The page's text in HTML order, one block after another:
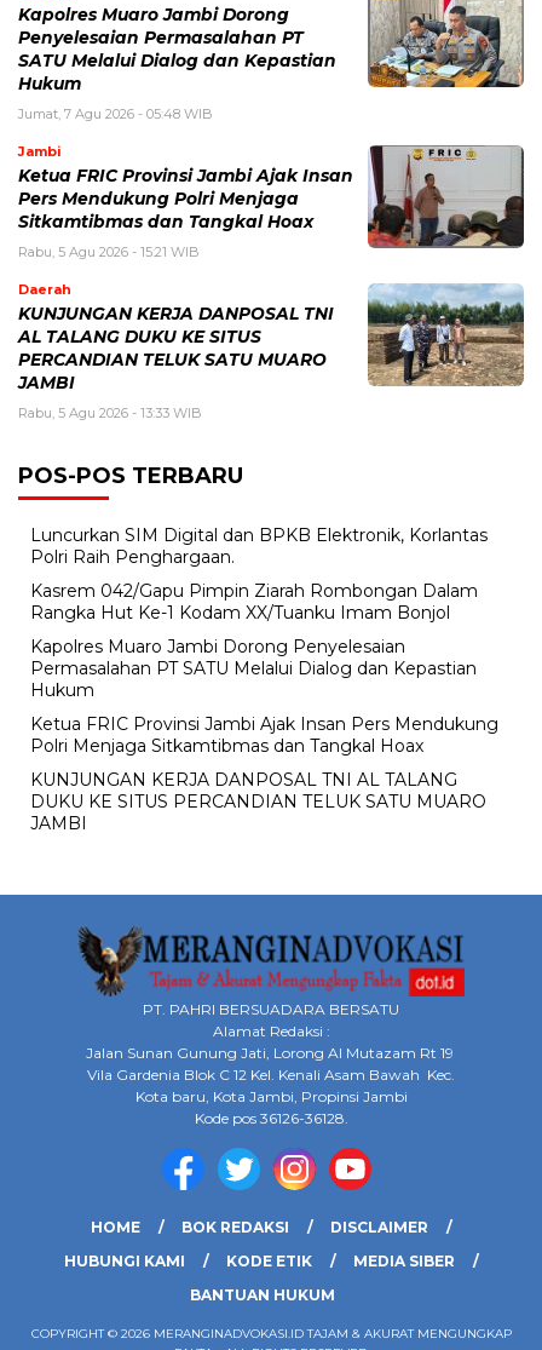
Kapolres Muaro Jambi Dorong
Penyelesaian Permasalahan PT
SATU Melalui Dialog dan Kepastian
Hukum
Jumat, 7 Agu 2026 - 05:48 WIB
Jambi
Ketua FRIC Provinsi Jambi Ajak Insan
Pers Mendukung Polri Menjaga
Sitkamtibmas dan Tangkal Hoax
Rabu, 5 Agu 2026 - 15:21 WIB
Daerah
KUNJUNGAN KERJA DANPOSAL TNI
AL TALANG DUKU KE SITUS
PERCANDIAN TELUK SATU MUARO
JAMBI
Rabu, 5 Agu 2026 - 13:33 WIB
POS-POS TERBARU
Luncurkan SIM Digital dan BPKB Elektronik, Korlantas
Polri Raih Penghargaan.
Kasrem 042/Gapu Pimpin Ziarah Rombongan Dalam
Rangka Hut Ke-1 Kodam XX/Tuanku Imam Bonjol
Kapolres Muaro Jambi Dorong Penyelesaian
Permasalahan PT SATU Melalui Dialog dan Kepastian
Hukum
Ketua FRIC Provinsi Jambi Ajak Insan Pers Mendukung
Polri Menjaga Sitkamtibmas dan Tangkal Hoax
KUNJUNGAN KERJA DANPOSAL TNI AL TALANG
DUKU KE SITUS PERCANDIAN TELUK SATU MUARO
JAMBI
PT. PAHRI BERSUADARA BERSATU
Alamat Redaksi :
Jalan Sunan Gunung Jati, Lorong Al Mutazam Rt 19
Vila Gardenia Blok C 12 Kel. Kenali Asam Bawah Kec.
Kota baru, Kota Jambi, Propinsi Jambi
Kode pos 36126-36128.
HOME BOK REDAKSI
DISCLAIMER
HUBUNGI KAMI
KODE ETIK
MEDIA SIBER
BANTUAN HUKUM
COPYRIGHT © 2026 MERANGINADVOKASI.ID TAJAM & AKURAT MENGUNGKAP